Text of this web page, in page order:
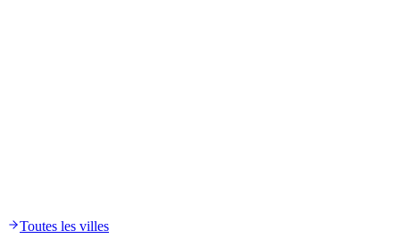
Toutes les villes